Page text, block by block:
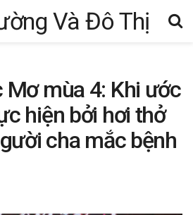
Mơ mùa 4: Khi ước
hiện bởi hơi thở
cha mắc bệnh